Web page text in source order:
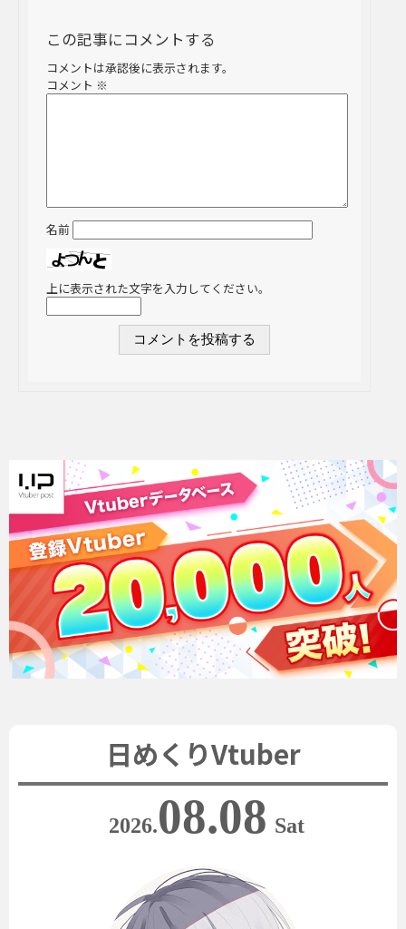
この記事にコメントする
コメントは承認後に表示されます。
コメント ※
名前
上に表示された文字を入力してください。
日めくりVtuber
2026.08.08 Sat